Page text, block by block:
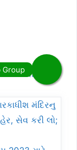
કપ શીડયુલ
મંદિરનુ
સેવ કરી લો;